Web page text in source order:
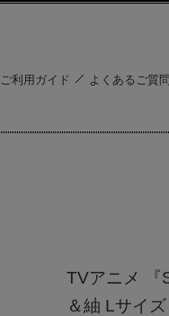
ご利用ガイド よくあるご質
TVアニメ 『
＆紬 Lサイズ